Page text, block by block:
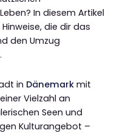
In diesem Artikel
die dir das
den Umzug
in Dänemark mit
Vielzahl an
Seen und
Kulturangebot –